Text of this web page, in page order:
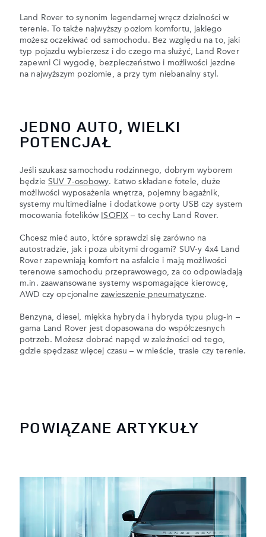
Land Rover to synonim legendarnej wręcz dzielności w
terenie. To także najwyższy poziom komfortu, jakiego
możesz oczekiwać od samochodu. Bez względu na to, jaki
typ pojazdu wybierzesz i do czego ma służyć, Land Rover
zapewni Ci wygodę, bezpieczeństwo i możliwości jezdne
na najwyższym poziomie, a przy tym niebanalny styl.
JEDNO AUTO, WIELKI
POTENCJAŁ
Jeśli szukasz samochodu rodzinnego, dobrym wyborem
będzieSUV 7-osobowy. Łatwo składane fotele, duże
możliwości wyposażenia wnętrza, pojemny bagażnik,
systemy multimedialne i dodatkowe porty USB czy system
mocowania fotelików ISOFIX – to cechy Land Rover.
Chcesz mieć auto, które sprawdzi się zarówno na
autostradzie, jak i poza ubitymi drogami? SUV-y 4x4 Land
Rover zapewniają komfort na asfalcie i mają możliwości
terenowe samochodu przeprawowego, za co odpowiadają
m.in. zaawansowane systemy wspomagające kierowcę,
AWD czy opcjonalnezawieszenie pneumatyczne.
Benzyna, diesel, miękka hybryda i hybryda typu plug-in –
gama Land Rover jest dopasowana do współczesnych
potrzeb. Możesz dobrać napęd w zależności od tego,
gdzie spędzasz więcej czasu – w mieście, trasie czy terenie.
POWIĄZANE ARTYKUŁY